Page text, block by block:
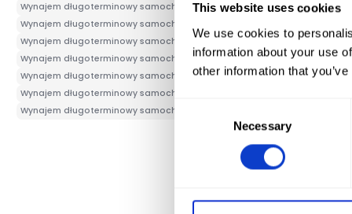
This website uses cookies
We use cookies to
information about your use
other information that
Consent
Necessary
Wynajem długoterminowy samochodów Szczecin
Wynajem
Wynajem długoterminowy samochodów Zabrze
Wynajem długoterminowy samochodów Gliwice
Wynajem
Wynajem długoterminowy samochodów Katowice
Wynajem
Wynajem długoterminowy samochodów Trójmiasto
Wynajem
Wynajem długoterminowy samochodów Gdynia
Wynajem długoterminowy samochodów Zielona Góra